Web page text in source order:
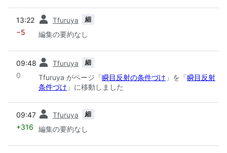
13:22 Tfuruya 細
−5 編集の要約なし
09:48 Tfuruya 細
0 Tfuruya がページ「瞬目反射の条件づけ 」を「瞬目反射
条件づけ 」に移動しました
09:47 Tfuruya 細
+316 編集の要約なし